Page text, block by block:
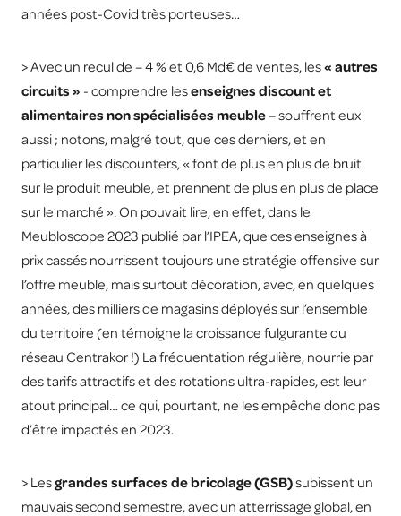
années post-Covid très porteuses…
> Avec un recul de – 4 % et 0,6 Md€ de ventes, les« autres
circuits » - comprendre lesenseignes discount et
alimentaires non spécialisées meuble– souffrent eux
aussi ; notons, malgré tout, que ces derniers, et en
particulier les discounters, « font de plus en plus de bruit
sur le produit meuble, et prennent de plus en plus de place
sur le marché ». On pouvait lire, en effet, dans le
Meubloscope 2023 publié par l’IPEA, que ces enseignes à
prix cassés nourrissent toujours une stratégie offensive sur
l’offre meuble, mais surtout décoration, avec, en quelques
années, des milliers de magasins déployés sur l’ensemble
du territoire (en témoigne la croissance fulgurante du
réseau Centrakor !) La fréquentation régulière, nourrie par
des tarifs attractifs et des rotations ultra-rapides, est leur
atout principal… ce qui, pourtant, ne les empêche donc pas
d’être impactés en 2023.
> Lesgrandes surfaces de bricolage (GSB)subissent un
mauvais second semestre, avec un atterrissage global, en